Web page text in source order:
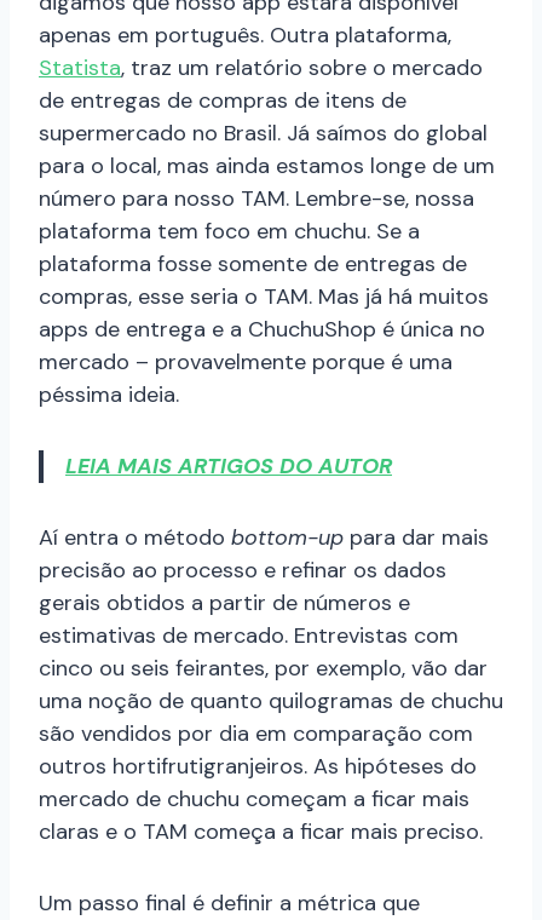
apenas em português. Outra plataforma,
Statista, traz um relatório sobre o mercado
de entregas de compras de itens de
supermercado no Brasil. Já saímos do global
para o local, mas ainda estamos longe de um
número para nosso TAM. Lembre-se, nossa
plataforma tem foco em chuchu. Se a
plataforma fosse somente de entregas de
compras, esse seria o TAM. Mas já há muitos
apps de entrega e a ChuchuShop é única no
mercado – provavelmente porque é uma
péssima ideia.
LEIA MAIS ARTIGOS DO AUTOR
Aí entra o método bottom-up para dar mais
precisão ao processo e refinar os dados
gerais obtidos a partir de números e
estimativas de mercado. Entrevistas com
cinco ou seis feirantes, por exemplo, vão dar
uma noção de quanto quilogramas de chuchu
são vendidos por dia em comparação com
outros hortifrutigranjeiros. As hipóteses do
mercado de chuchu começam a ficar mais
claras e o TAM começa a ficar mais preciso.
Um passo final é definir a métrica que